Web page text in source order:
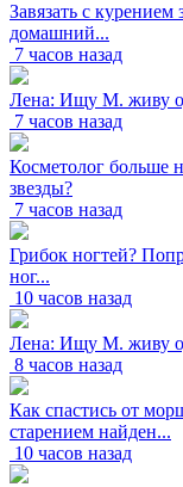
Завязать с
домашний...
7 часов назад
Лена: Ищу М. живу
7 часов назад
Косметолог больше
звезды?
7 часов назад
Грибок ногтей?
ног...
10 часов назад
Лена: Ищу М. живу
8 часов назад
Как спастись от
старением найден...
10 часов назад